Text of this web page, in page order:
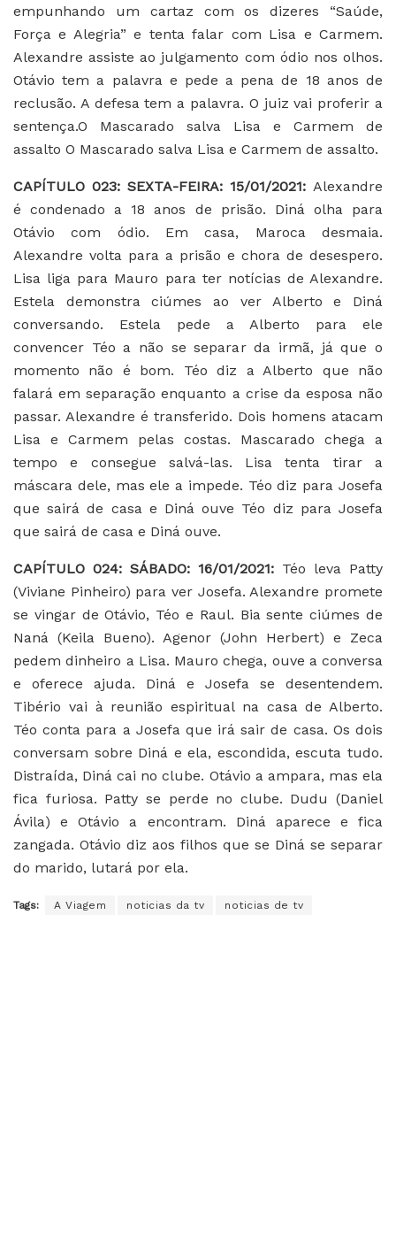
empunhando um cartaz com os dizeres “Saúde,
Força e Alegria” e tenta falar com Lisa e Carmem.
Alexandre assiste ao julgamento com ódio nos olhos.
Otávio tem a palavra e pede a pena de 18 anos de
reclusão. A defesa tem a palavra. O juiz vai proferir a
sentença.O Mascarado salva Lisa e Carmem de
assalto O Mascarado salva Lisa e Carmem de assalto.
CAPÍTULO 023: SEXTA-FEIRA: 15/01/2021: Alexandre
é condenado a 18 anos de prisão. Diná olha para
Otávio com ódio. Em casa, Maroca desmaia.
Alexandre volta para a prisão e chora de desespero.
Lisa liga para Mauro para ter notícias de Alexandre.
Estela demonstra ciúmes ao ver Alberto e Diná
conversando. Estela pede a Alberto para ele
convencer Téo a não se separar da irmã, já que o
momento não é bom. Téo diz a Alberto que não
falará em separação enquanto a crise da esposa não
passar. Alexandre é transferido. Dois homens atacam
Lisa e Carmem pelas costas. Mascarado chega a
tempo e consegue salvá-las. Lisa tenta tirar a
máscara dele, mas ele a impede. Téo diz para Josefa
que sairá de casa e Diná ouve Téo diz para Josefa
que sairá de casa e Diná ouve.
CAPÍTULO 024: SÁBADO: 16/01/2021: Téo leva Patty
(Viviane Pinheiro) para ver Josefa. Alexandre promete
se vingar de Otávio, Téo e Raul. Bia sente ciúmes de
Naná (Keila Bueno). Agenor (John Herbert) e Zeca
pedem dinheiro a Lisa. Mauro chega, ouve a conversa
e oferece ajuda. Diná e Josefa se desentendem.
Tibério vai à reunião espiritual na casa de Alberto.
Téo conta para a Josefa que irá sair de casa. Os dois
conversam sobre Diná e ela, escondida, escuta tudo.
Distraída, Diná cai no clube. Otávio a ampara, mas ela
fica furiosa. Patty se perde no clube. Dudu (Daniel
Ávila) e Otávio a encontram. Diná aparece e fica
zangada. Otávio diz aos filhos que se Diná se separar
do marido, lutará por ela.
Tags: A Viagem noticias da tv noticias de tv